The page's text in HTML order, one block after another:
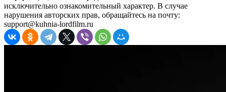
исключительно ознакомительный характер. В случае
нарушения авторских прав, обращайтесь на почту:
support@kuhnia-lordfilm.ru